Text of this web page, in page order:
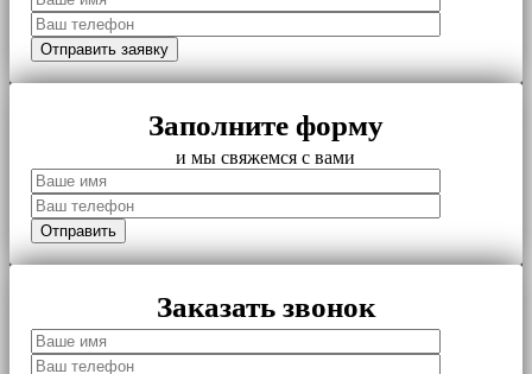
Заполните форму
и мы свяжемся с вами
Заказать звонок